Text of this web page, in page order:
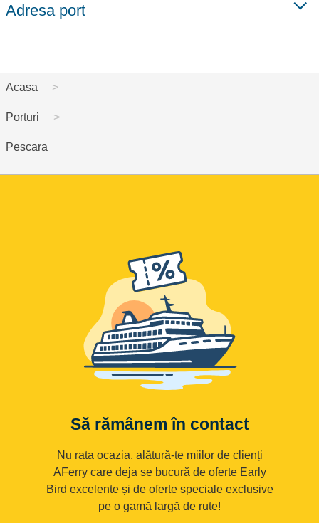
Adresa port
Acasa
Porturi
Pescara
Să rămânem în contact
Nu rata ocazia, alătură-te miilor de clienți
AFerry care deja se bucură de oferte Early
Bird excelente și de oferte speciale exclusive
pe o gamă largă de rute!